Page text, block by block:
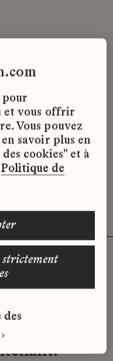
ait pas
pour le
d'offre
profil ?
candidature
pour
et vous offrir
Vous pouvez
savoir plus en
cookies" et à
Politique de
des